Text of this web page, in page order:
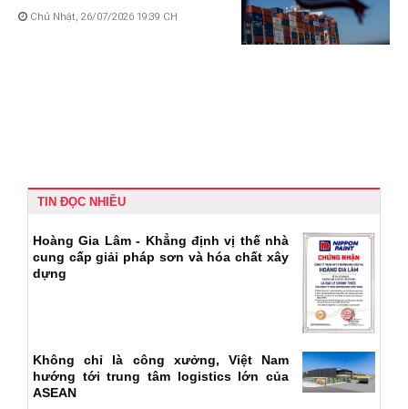
Chủ Nhật, 26/07/2026 19:39 CH
TIN ĐỌC NHIỀU
Hoàng Gia Lâm - Khẳng định vị thế nhà
cung cấp giải pháp sơn và hóa chất xây
dựng
Không chỉ là công xưởng, Việt Nam
hướng tới trung tâm logistics lớn của
ASEAN